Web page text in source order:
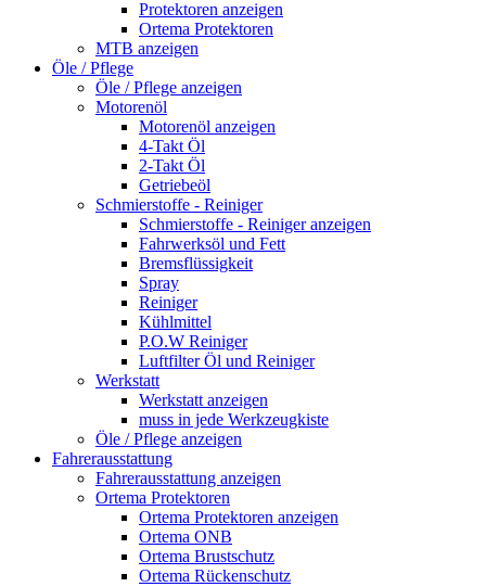
Protektoren anzeigen
Ortema Protektoren
MTB anzeigen
Öle / Pflege
Öle / Pflege anzeigen
Motorenöl
Motorenöl anzeigen
4-Takt Öl
2-Takt Öl
Getriebeöl
Schmierstoffe - Reiniger
Schmierstoffe - Reiniger anzeigen
Fahrwerksöl und Fett
Bremsflüssigkeit
Spray
Reiniger
Kühlmittel
P.O.W Reiniger
Luftfilter Öl und Reiniger
Werkstatt
Werkstatt anzeigen
muss in jede Werkzeugkiste
Öle / Pflege anzeigen
Fahrerausstattung
Fahrerausstattung anzeigen
Ortema Protektoren
Ortema Protektoren anzeigen
Ortema ONB
Ortema Brustschutz
Ortema Rückenschutz